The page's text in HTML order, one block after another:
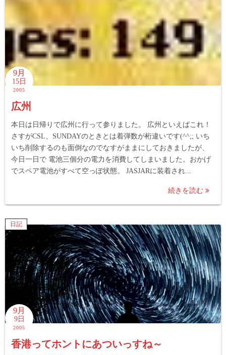
9月
15日
2005
広州
本日は日帰りで広州に行って参りました。 広州といえばこれ！
さすがCSL、SUNDAYのときとは着弾数が桁違いです(^^;; いち
いち削除するのも面倒なのでなすがままにしておきましたが、
今日一日で 電池三個分の電力を消費してしまいました。おかげ
でスペア電池がすべて空っぽ状態。 JASJARに装着され...
続きを読む
日記
9月
9日
2005
香港ってホントにあついっすね～